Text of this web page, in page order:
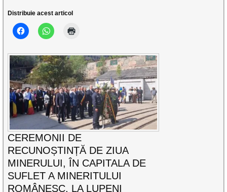
Distribuie acest articol
CEREMONII DE
RECUNOȘTINȚĂ DE ZIUA
MINERULUI, ÎN CAPITALA DE
SUFLET A MINERITULUI
ROMÂNESC, LA LUPENI